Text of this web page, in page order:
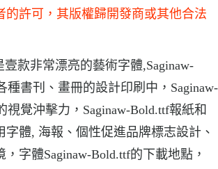
的許可，其版權歸開發商或其他合法
壹款非常漂亮的藝術字體,Saginaw-
種書刊、畫冊的設計印刷中，Saginaw-
視覺沖擊力，Saginaw-Bold.ttf報紙和
字體, 海報、個性促進品牌標志設計、
字體Saginaw-Bold.ttf的下載地點，